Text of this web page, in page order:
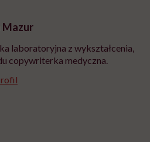
Mazur
laboratoryjna z wykształcenia,
copywriterka medyczna.